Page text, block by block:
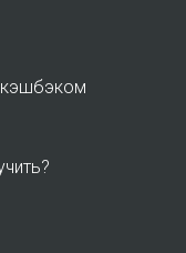
кэшбэком